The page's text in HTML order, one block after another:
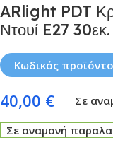
ARlight PDT
Ντουί E27 30εκ.
Κωδικός
40,00 € Σε
Σε αναμονή